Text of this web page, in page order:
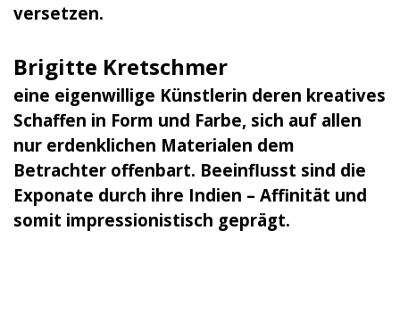
versetzen.
Brigitte Kretschmer
eine eigenwillige Künstlerin deren kreatives
Schaffen in Form und Farbe, sich auf allen
nur erdenklichen Materialen dem
Betrachter offenbart. Beeinflusst sind die
Exponate durch ihre Indien – Affinität und
somit impressionistisch geprägt.